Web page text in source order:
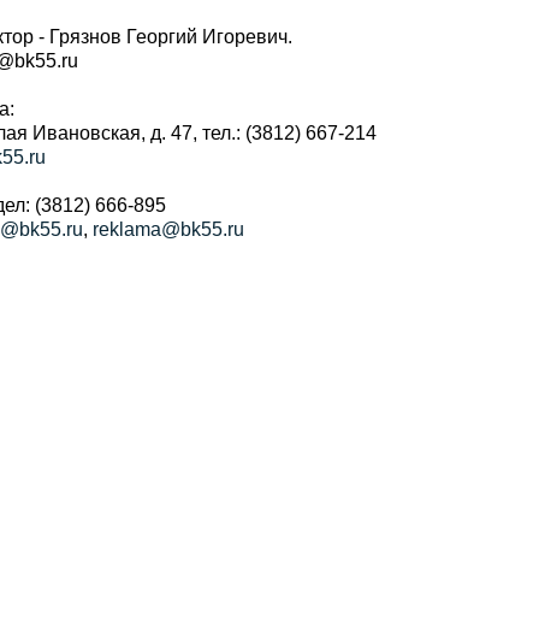
- Грязнов Георгий Игоревич.
Ивановская, д. 47, тел.: (3812) 667-214
(3812) 666-895
, reklama@bk55.ru